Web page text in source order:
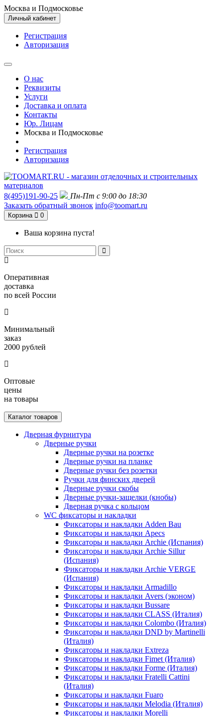
Москва и Подмосковье
Личный кабинет
Регистрация
Авторизация
О нас
Реквизиты
Услуги
Доставка и оплата
Контакты
Юр. Лицам
Москва и Подмосковье
Регистрация
Авторизация
8(495)191-90-25
Пн-Пт с 9:00 до 18:30
Заказать обратный звонок info@toomart.ru
Корзина 0
Ваша корзина пуста!
Оперативная
доставка
по всей России
Минимальный
заказ
2000 рублей
Оптовые
цены
на товары
Каталог товаров
Дверная фурнитура
Дверные ручки
Дверные ручки на розетке
Дверные ручки на планке
Дверные ручки без розетки
Ручки для финских дверей
Дверные ручки скобы
Дверные ручки-защелки (кнобы)
Дверная ручка с кольцом
WC фиксаторы и накладки
Фиксаторы и накладки Adden Bau
Фиксаторы и накладки Apecs
Фиксаторы и накладки Archie (Испания)
Фиксаторы и накладки Archie Sillur
(Испания)
Фиксаторы и накладки Archie VERGE
(Испания)
Фиксаторы и накладки Armadillo
Фиксаторы и накладки Avers (эконом)
Фиксаторы и накладки Bussare
Фиксаторы и накладки CLASS (Италия)
Фиксаторы и накладки Colombo (Италия)
Фиксаторы и накладки DND by Martinelli
(Италия)
Фиксаторы и накладки Extreza
Фиксаторы и накладки Fimet (Италия)
Фиксаторы и накладки Forme (Италия)
Фиксаторы и накладки Fratelli Cattini
(Италия)
Фиксаторы и накладки Fuaro
Фиксаторы и накладки Melodia (Италия)
Фиксаторы и накладки Morelli